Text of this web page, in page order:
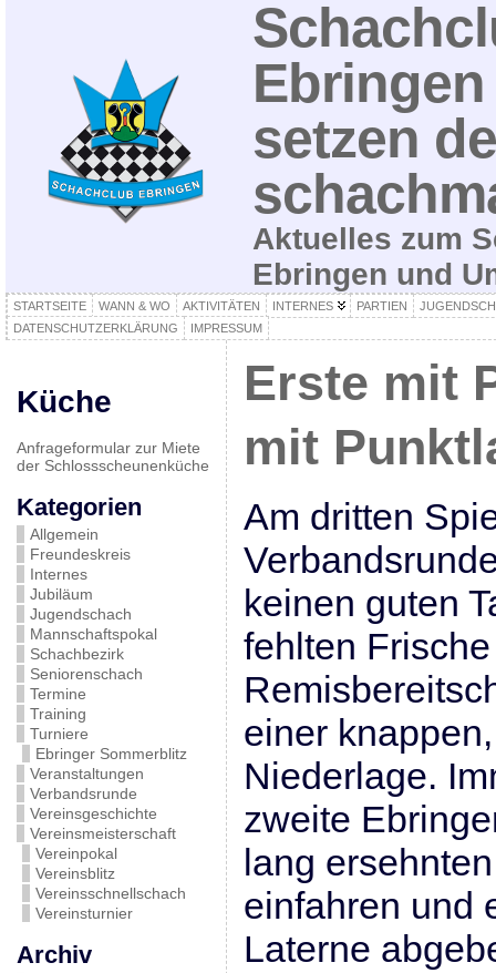
setzen
Aktuelles zum
Ebringen und
STARTSEITE WANN & WO AKTIVITÄTEN INTERNES PARTIEN
DATENSCHUTZERKLÄRUNG
IMPRESSUM
Küche
Anfrageformular zur Miete
der Schlossscheunenküche
Kategorien
Allgemein
Freundeskreis
Internes
Jubiläum
Jugendschach
Mannschaftspokal
Schachbezirk
Seniorenschach
Termine
Training
Turniere
Ebringer Sommerblitz
Veranstaltungen
Verbandsrunde
Vereinsgeschichte
Vereinsmeisterschaft
Vereinpokal
Vereinsblitz
Vereinsschnellschach
Vereinsturnier
Archiv
Erste mit
mit
Am dritten
keinen guten
fehlten
einer
Niederlage.
zweite
lang
einfahren und
Laterne